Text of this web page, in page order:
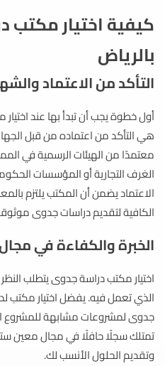
كيفية اختيار
بالرياض
التأكد من الاعتماد
أول خطوة يجب أن تبدأ بها عند
هي التأكد من اعتماده من قبل
معتمدًا من الهيئات الرسمية في
الغرف التجارية أو المؤسسات
الاعتماد يضمن أن المكتب يلتزم
الكافية لتقديم دراسات جدوى
الخبرة والكفاءة في
اختيار مكتب دراسة جدوى يتطلب
الذي تعمل فيه. يفضل اختيار مكتب
جدوى لمشروعات مشابهة للمشروع
تمتلك سجلًا حافلًا في مجال معين
وتقديم الحلول الأنسب لك.